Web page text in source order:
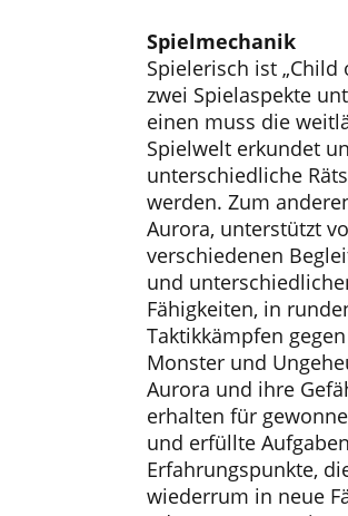
Spielmechanik
Spielerisch ist „Child
zwei Spielaspekte
einen muss die
Spielwelt erkundet
unterschiedliche
werden. Zum
Aurora, unterstützt
verschiedenen
und
Fähigkeiten, in
Taktikkämpfen
Monster und
Aurora und ihre
erhalten für
und erfüllte Aufgaben
Erfahrungspunkte,
wiederrum in neue